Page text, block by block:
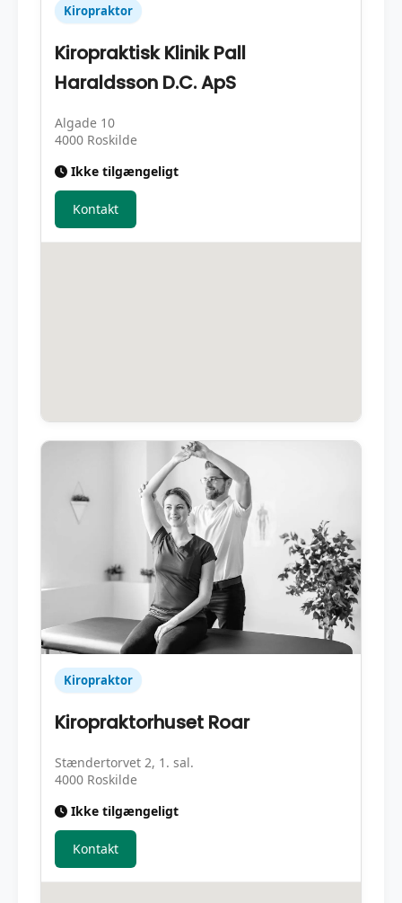
Kiropraktor
Kiropraktisk Klinik Pall
Haraldsson D.C. ApS
Algade 10
4000 Roskilde
Ikke tilgængeligt
Kontakt
Kiropraktor
Kiropraktorhuset Roar
Stændertorvet 2, 1. sal.
4000 Roskilde
Ikke tilgængeligt
Kontakt